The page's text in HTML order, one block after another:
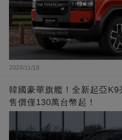
2024/11/18
韓國豪華旗艦！全新起亞K9
售價僅130萬台幣起！